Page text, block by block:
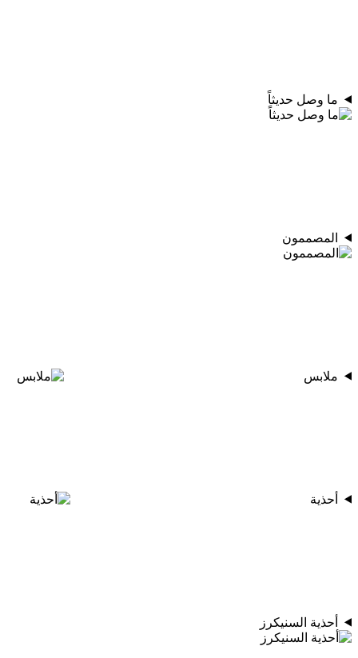
ما وصل حديثاً
المصممون
ملابس
أحذية
أحذية السنيكرز